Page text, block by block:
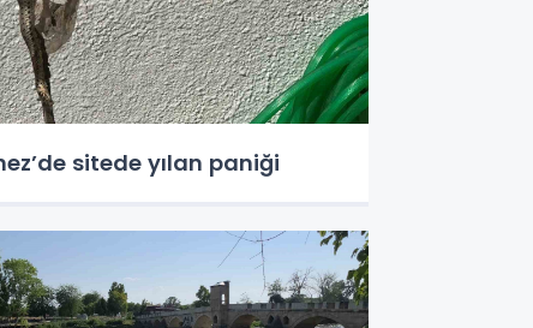
sitede yılan paniği